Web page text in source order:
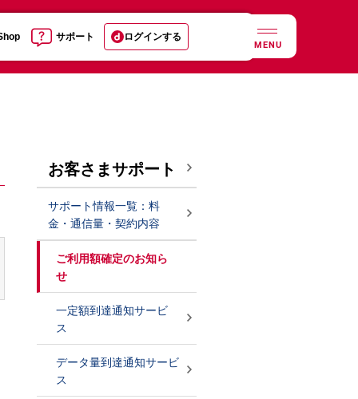
サポート ログインする
MENU
お客さまサポート
サポート情報一覧：料
金・通信量・契約内容
ご利用額確定のお知ら
せ
一定額到達通知サービ
ス
データ量到達通知サービ
ス